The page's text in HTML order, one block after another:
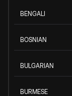
BENGALI
BOSNIAN
BULGARIAN
BURMESE